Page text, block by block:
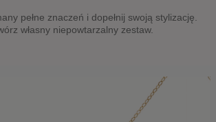
pełne znaczeń i dopełnij swoją stylizację.
własny niepowtarzalny zestaw.